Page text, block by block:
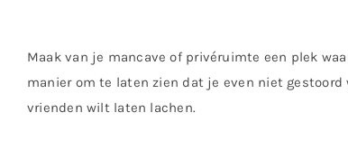
Maak van je mancave of privéruimte een plek
manier om te laten zien dat je even niet
vrienden wilt laten lachen.